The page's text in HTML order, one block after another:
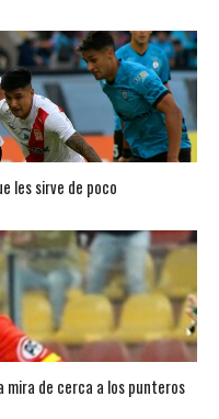
les sirve de poco
mira de cerca a los punteros